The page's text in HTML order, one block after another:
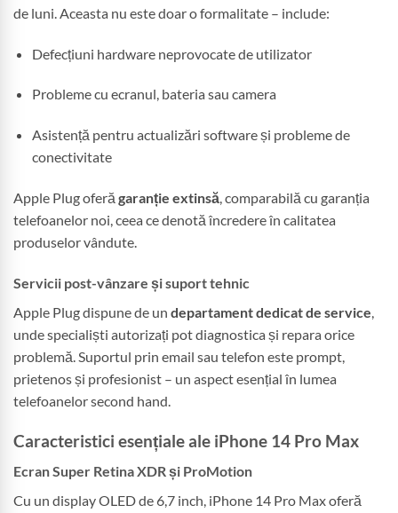
de luni. Aceasta nu este doar o formalitate – include:
Defecțiuni hardware neprovocate de utilizator
Probleme cu ecranul, bateria sau camera
Asistență pentru actualizări software și probleme de
conectivitate
Apple Plug oferă garanție extinsă, comparabilă cu garanția
telefoanelor noi, ceea ce denotă încredere în calitatea
produselor vândute.
Servicii post-vânzare și suport tehnic
Apple Plug dispune de un departament dedicat de service
unde specialiști autorizați pot diagnostica și repara orice
problemă. Suportul prin email sau telefon este prompt,
prietenos și profesionist – un aspect esențial în lumea
telefoanelor second hand.
Caracteristici esențiale ale iPhone 14 Pro Max
Ecran Super Retina XDR și ProMotion
Cu un display OLED de 6,7 inch, iPhone 14 Pro Max oferă